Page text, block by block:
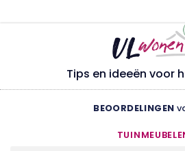
Tips en ideeën voor h
BEOORDELINGEN